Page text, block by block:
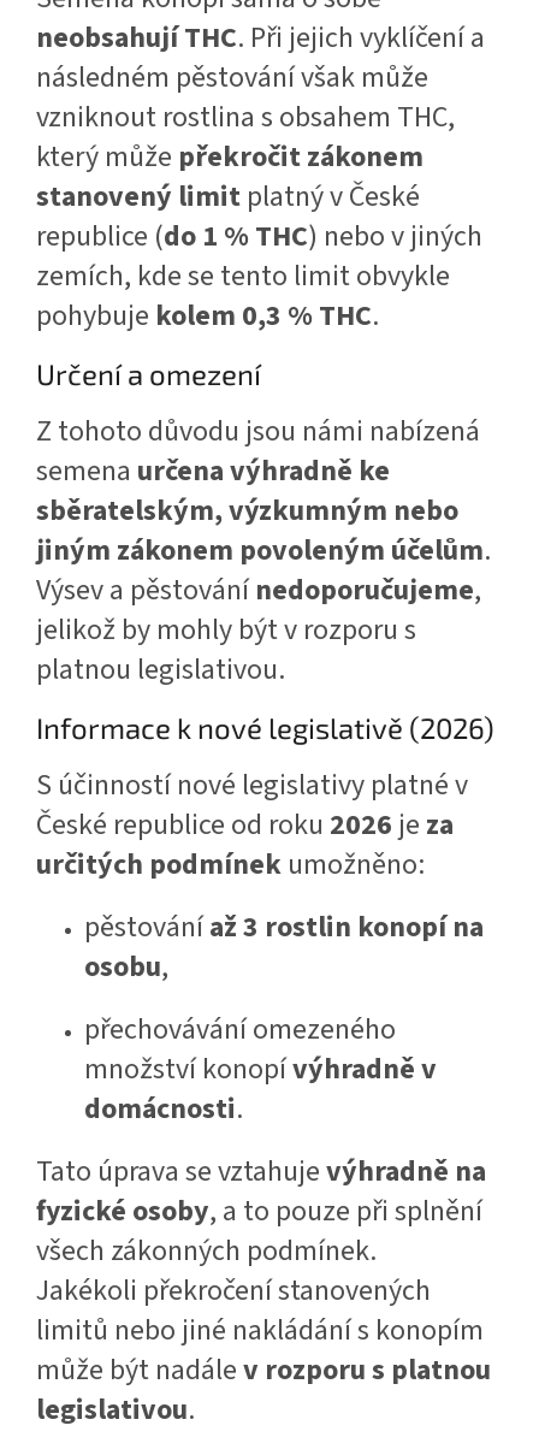
neobsahují THC. Při jejich vyklíčení a
následném pěstování však může
vzniknout rostlina s obsahem THC,
který může překročit zákonem
stanovený limit platný v České
republice (do 1 % THC) nebo v jiných
zemích, kde se tento limit obvykle
pohybuje kolem 0,3 % THC.
Určení a omezení
Z tohoto důvodu jsou námi nabízená
semena určena výhradně ke
sběratelským, výzkumným nebo
jiným zákonem povoleným účelům.
Výsev a pěstovánínedoporučujeme,
jelikož by mohly být v rozporu s
platnou legislativou.
Informace k nové legislativě (2026)
S účinností nové legislativy platné v
České republice od roku 2026 je za
určitých podmínek umožněno:
pěstováníaž 3 rostlin konopí na
osobu,
přechovávání omezeného
množství konopívýhradně v
domácnosti.
Tato úprava se vztahujevýhradně na
fyzické osoby, a to pouze při splnění
všech zákonných podmínek.
Jakékoli překročení stanovených
limitů nebo jiné nakládání s konopím
může být nadálev rozporu s platnou
legislativou.